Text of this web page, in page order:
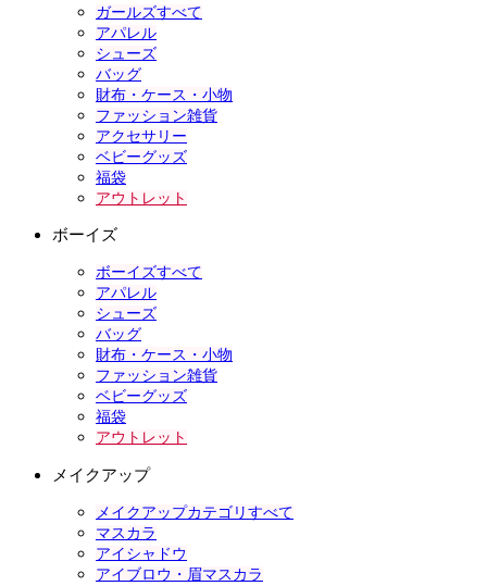
ガールズすべて
アパレル
シューズ
バッグ
財布・ケース・小物
ファッション雑貨
アクセサリー
ベビーグッズ
福袋
アウトレット
ボーイズ
ボーイズすべて
アパレル
シューズ
バッグ
財布・ケース・小物
ファッション雑貨
ベビーグッズ
福袋
アウトレット
メイクアップ
メイクアップカテゴリすべて
マスカラ
アイシャドウ
アイブロウ・眉マスカラ